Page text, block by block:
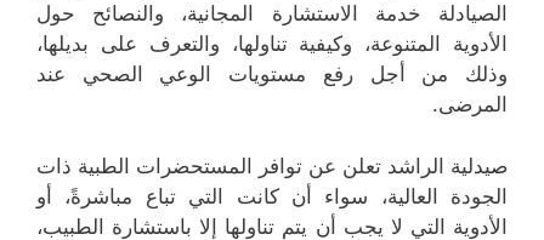
الصيادلة خدمة الاستشارة المجانية، والنصائح حول
الأدوية المتنوعة، وكيفية تناولها، والتعرف على بديلها،
وذلك من أجل رفع مستويات الوعي الصحي عند
المرضى.
صيدلية الراشد تعلن عن توافر المستحضرات الطبية ذات
الجودة العالية، سواء أن كانت التي تباع مباشرةً، أو
الأدوية التي لا يجب أن يتم تناولها إلا باستشارة الطبيب،